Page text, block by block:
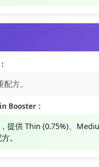
方。
Booster：
提供 Thin (0.75%)、
。